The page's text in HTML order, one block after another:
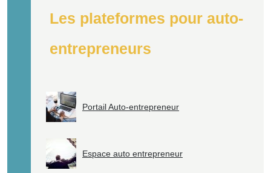
Les plateformes pour auto-
entrepreneurs
Portail Auto-entrepreneur
Espace auto entrepreneur